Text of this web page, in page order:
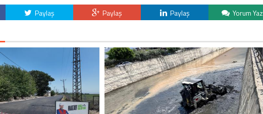
Paylaş Paylaş Paylaş Yorum Yaz